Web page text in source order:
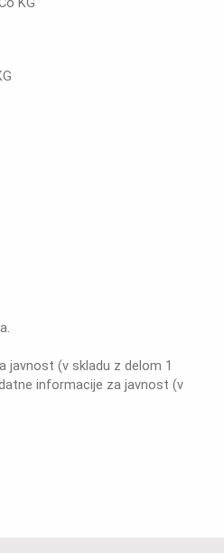
javnost (v skladu z delom 1
informacije za javnost (v